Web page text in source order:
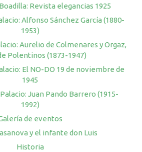
Revista elegancias 1925
Alfonso Sánchez García (1880-
1953)
Aurelio de Colmenares y Orgaz,
Polentinos (1873-1947)
El NO-DO 19 de noviembre de
1945
Juan Pando Barrero (1915-
1992)
de eventos
y el infante don Luis
Historia